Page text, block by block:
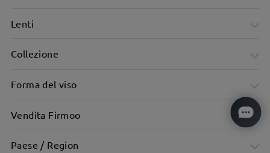
Lenti
Collezione
Forma del viso
Vendita Firmoo
Paese / Region